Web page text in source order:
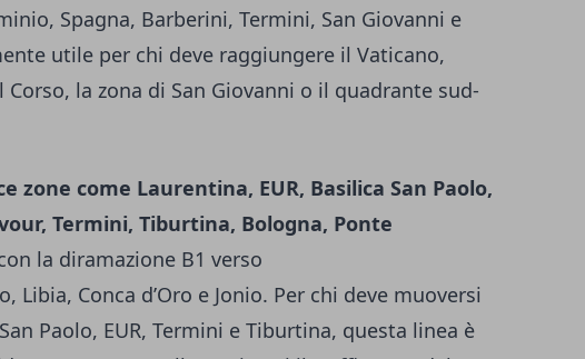
Spagna, Barberini, Termini, San Giovanni e
utile per chi deve raggiungere il Vaticano,
Corso, la zona di San Giovanni o il quadrante sud-
zone come Laurentina, EUR, Basilica San Paolo,
Termini, Tiburtina, Bologna, Ponte
la diramazione B1 verso
Libia, Conca d’Oro e Jonio. Per chi deve muoversi
Paolo, EUR, Termini e Tiburtina, questa linea è